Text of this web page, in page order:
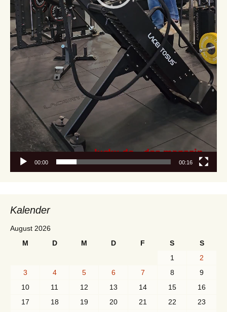
00:00 00:16
Kalender
August 2026
M
D M D F S
S
1
2
3
4 5 6 7 8
9
10
11 12 13 14 15
16
17
18 19 20 21 22
23